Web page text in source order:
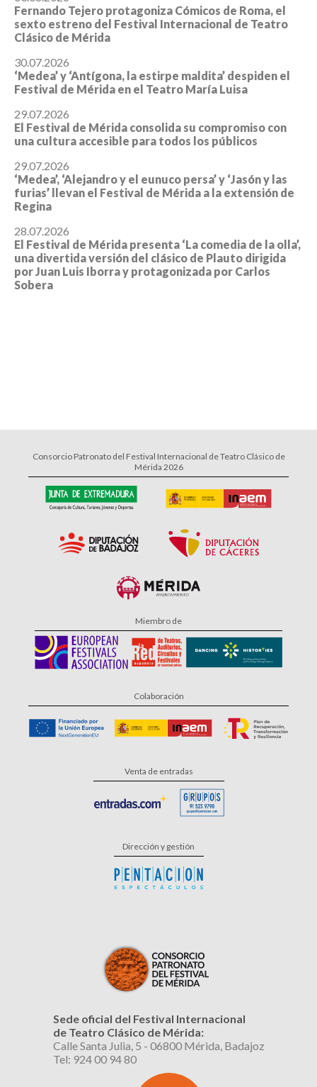
Fernando Tejero protagoniza Cómicos de Roma, el
sexto estreno del Festival Internacional de Teatro
Clásico de Mérida
30.07.2026
‘Medea’ y ‘Antígona, la estirpe maldita’ despiden el
Festival de Mérida en el Teatro María Luisa
29.07.2026
El Festival de Mérida consolida su compromiso con
una cultura accesible para todos los públicos
29.07.2026
‘Medea’, ‘Alejandro y el eunuco persa’ y ‘Jasón y las
furias’ llevan el Festival de Mérida a la extensión de
Regina
28.07.2026
El Festival de Mérida presenta ‘La comedia de la olla’,
una divertida versión del clásico de Plauto dirigida
por Juan Luis Iborra y protagonizada por Carlos
Sobera
Consorcio Patronato del Festival Internacional de Teatro Clásico de
Mérida 2026
Miembro de
Colaboración
Venta de entradas
Dirección y gestión
Sede oficial del Festival Internacional
de Teatro Clásico de Mérida:
Calle Santa Julia, 5 - 06800 Mérida, Badajoz
Tel: 924 00 94 80